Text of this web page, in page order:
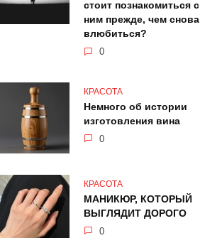
стоит познакомиться с
ним прежде, чем снова
влюбиться?
0
КРАСОТА
Немного об истории
изготовления вина
0
КРАСОТА
МАНИКЮР, КОТОРЫЙ
ВЫГЛЯДИТ ДОРОГО
0